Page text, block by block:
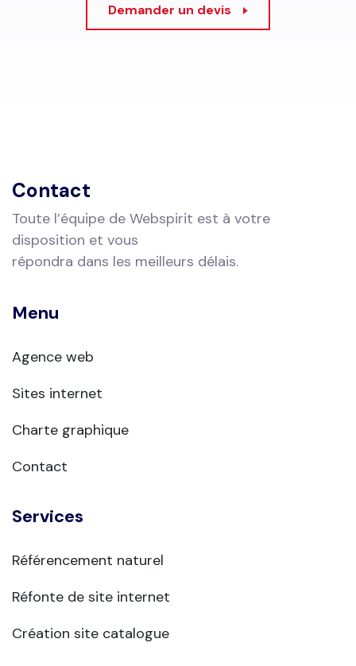
Demander un devis
Contact
Toute l’équipe de Webspirit est à votre
disposition et vous
répondra dans les meilleurs délais.
Menu
Agence web
Sites internet
Charte graphique
Contact
Services
Référencement naturel
Réfonte de site internet
Création site catalogue